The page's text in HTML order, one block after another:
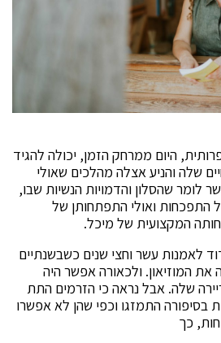
היום ממרחק הזמן, יכולה להגיד
שלה והניע אצלה מהלכים שאולי
לומר שהסלון והדמויות הנשיות שבו,
התפכחות ואולי התפתחותן של
המקצועית של מיכל.
לאמנות עשר וחצי שנים כשבשנתיים
את המוזיאון. ולכאורה אפשר היה
שלה. אבל נראה כי הזרמים התת
בסיפורה התמזגו וכפי שהן לא אפשרו
כך